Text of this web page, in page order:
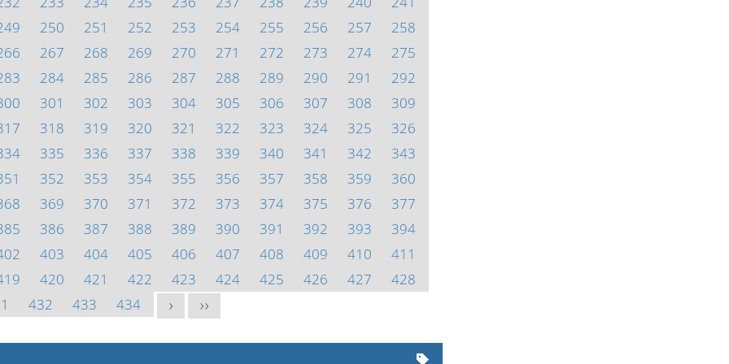
250 251 252 253 254 255 256 257
258
267 268 269 270 271 272 273 274
275
284 285 286 287 288 289 290 291
292
301 302 303 304 305 306 307 308
309
318 319 320 321 322 323 324 325
326
335 336 337 338 339 340 341 342
343
352 353 354 355 356 357 358 359
360
369 370 371 372 373 374 375 376
377
386 387 388 389 390 391 392 393
394
403 404 405 406 407 408 409 410
411
420 421 422 423 424 425 426 427
428
432 433 434 > >>